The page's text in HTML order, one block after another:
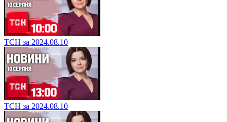
ТСН за 2024.08.10
ТСН за 2024.08.10